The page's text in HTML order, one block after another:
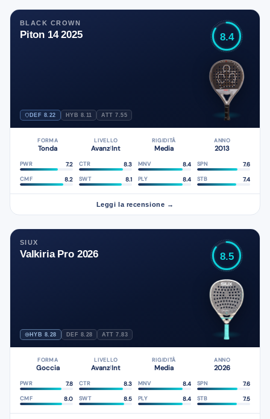
BLACK CROWN
Piton 14 2025
DEF 8.22 HYB 8.11 ATT 7.55
8.4
FORMA
Tonda
LIVELLO
Avanz/Int
RIGIDITÀ
Media
ANNO
2013
PWR 7.2 CTR 8.3 MNV 8.4 SPN 7.6
CMF 8.2 SWT 8.1 PLY 8.4 STB 7.4
Leggi la recensione →
SIUX
Valkiria Pro 2026
HYB 8.28 DEF 8.28 ATT 7.83
8.5
FORMA
Goccia
LIVELLO
Avanz/Int
RIGIDITÀ
Media
ANNO
2026
PWR 7.8 CTR 8.3 MNV 8.4 SPN 7.6
CMF 8.0 SWT 8.5 PLY 8.4 STB 7.5